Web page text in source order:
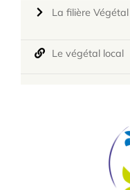
La filière
Le végétal local